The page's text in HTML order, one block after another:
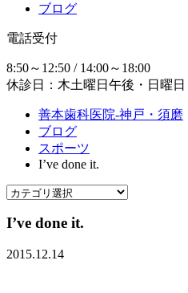
ブログ
電話受付
8:50～12:50 / 14:00～18:00
休診日：木土曜日午後・日曜日
善本歯科医院-神戸・須磨
ブログ
スポーツ
I’ve done it.
I’ve done it.
2015.12.14